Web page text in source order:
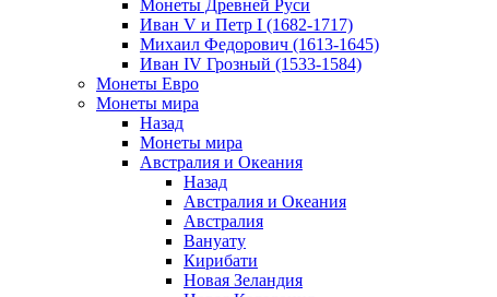
Монеты Древней Руси
Иван V и Петр I (1682-1717)
Михаил Федорович (1613-1645)
Иван IV Грозный (1533-1584)
Монеты Евро
Монеты мира
Назад
Монеты мира
Австралия и Океания
Назад
Австралия и Океания
Австралия
Вануату
Кирибати
Новая Зеландия